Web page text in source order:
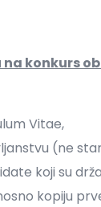
konkurs
Vitae,
(ne
koji su
kopiju